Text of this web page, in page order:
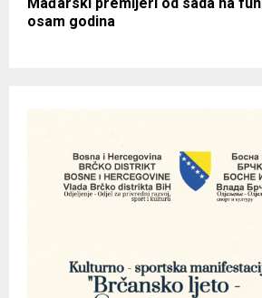
Mađarski premijeri od sada na
osam godina